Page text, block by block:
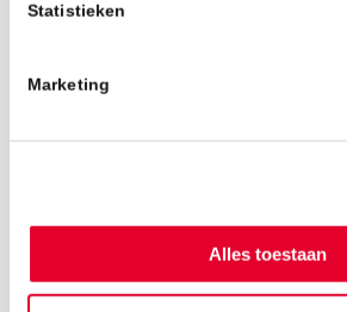
Statistieken
Marketing
Alles toestaan
Terug naar het nieuwsoverzicht